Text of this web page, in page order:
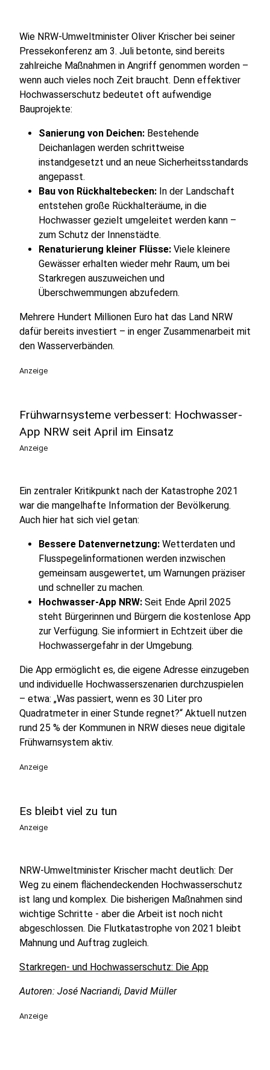
Wie NRW-Umweltminister Oliver Krischer bei seiner
Pressekonferenz am 3. Juli betonte, sind bereits
zahlreiche Maßnahmen in Angriff genommen worden –
wenn auch vieles noch Zeit braucht. Denn effektiver
Hochwasserschutz bedeutet oft aufwendige
Bauprojekte:
Sanierung von Deichen: Bestehende
Deichanlagen werden schrittweise
instandgesetzt und an neue Sicherheitsstandards
angepasst.
Bau von Rückhaltebecken: In der Landschaft
entstehen große Rückhalteräume, in die
Hochwasser gezielt umgeleitet werden kann –
zum Schutz der Innenstädte.
Renaturierung kleiner Flüsse: Viele kleinere
Gewässer erhalten wieder mehr Raum, um bei
Starkregen auszuweichen und
Überschwemmungen abzufedern.
Mehrere Hundert Millionen Euro hat das Land NRW
dafür bereits investiert – in enger Zusammenarbeit mit
den Wasserverbänden.
Anzeige
Frühwarnsysteme verbessert: Hochwasser-
App NRW seit April im Einsatz
Anzeige
Ein zentraler Kritikpunkt nach der Katastrophe 2021
war die mangelhafte Information der Bevölkerung.
Auch hier hat sich viel getan:
Bessere Datenvernetzung: Wetterdaten und
Flusspegelinformationen werden inzwischen
gemeinsam ausgewertet, um Warnungen präziser
und schneller zu machen.
Hochwasser-App NRW: Seit Ende April 2025
steht Bürgerinnen und Bürgern die kostenlose App
zur Verfügung. Sie informiert in Echtzeit über die
Hochwassergefahr in der Umgebung.
Die App ermöglicht es, die eigene Adresse einzugeben
und individuelle Hochwasserszenarien durchzuspielen
– etwa: „Was passiert, wenn es 30 Liter pro
Quadratmeter in einer Stunde regnet?“ Aktuell nutzen
rund 25 % der Kommunen in NRW dieses neue digitale
Frühwarnsystem aktiv.
Anzeige
Es bleibt viel zu tun
Anzeige
NRW-Umweltminister Krischer macht deutlich: Der
Weg zu einem flächendeckenden Hochwasserschutz
ist lang und komplex. Die bisherigen Maßnahmen sind
wichtige Schritte - aber die Arbeit ist noch nicht
abgeschlossen. Die Flutkatastrophe von 2021 bleibt
Mahnung und Auftrag zugleich.
Starkregen- und Hochwasserschutz: Die App
Autoren: José Nacriandi, David Müller
Anzeige